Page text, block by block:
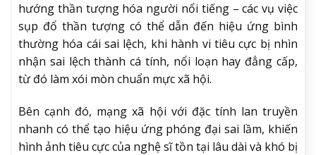
hướng thần tượng hóa người nổi tiếng – các vụ việc
sụp đổ thần tượng có thể dẫn đến hiệu ứng bình
thường hóa cái sai lệch, khi hành vi tiêu cực bị nhìn
nhận sai lệch thành cá tính, nổi loạn hay đẳng cấp,
từ đó làm xói mòn chuẩn mực xã hội.
Bên cạnh đó, mạng xã hội với đặc tính lan truyền
nhanh có thể tạo hiệu ứng phóng đại sai lầm, khiến
hình ảnh tiêu cực của nghệ sĩ tồn tại lâu dài và khó bị